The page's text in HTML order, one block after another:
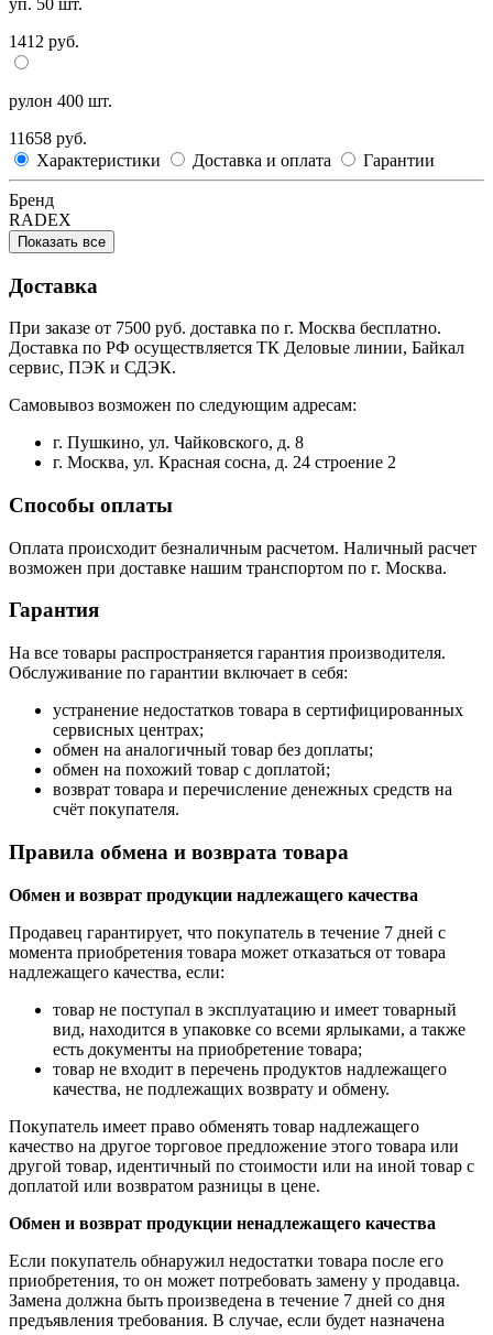
1412 руб.
рулон 400 шт.
11658 руб.
Характеристики
Доставка и оплата Гарантии
Бренд
RADEX
Показать все
Доставка
При заказе от 7500 руб. доставка по г. Москва бесплатно.
Доставка по РФ осуществляется ТК Деловые линии, Байкал
сервис, ПЭК и СДЭК.
Самовывоз возможен по следующим адресам:
г. Пушкино, ул. Чайковского, д. 8
г. Москва, ул. Красная сосна, д. 24 строение 2
Способы оплаты
Оплата происходит безналичным расчетом. Наличный расчет
возможен при доставке нашим транспортом по г. Москва.
Гарантия
На все товары распространяется гарантия производителя.
Обслуживание по гарантии включает в себя:
устранение недостатков товара в сертифицированных
сервисных центрах;
обмен на аналогичный товар без доплаты;
обмен на похожий товар с доплатой;
возврат товара и перечисление денежных средств на
счёт покупателя.
Правила обмена и возврата товара
Обмен и возврат продукции надлежащего качества
Продавец гарантирует, что покупатель в течение 7 дней с
момента приобретения товара может отказаться от товара
надлежащего качества, если:
товар не поступал в эксплуатацию и имеет товарный
вид, находится в упаковке со всеми ярлыками, а также
есть документы на приобретение товара;
товар не входит в перечень продуктов надлежащего
качества, не подлежащих возврату и обмену.
Покупатель имеет право обменять товар надлежащего
качество на другое торговое предложение этого товара или
другой товар, идентичный по стоимости или на иной товар с
доплатой или возвратом разницы в цене.
Обмен и возврат продукции ненадлежащего качества
Если покупатель обнаружил недостатки товара после его
приобретения, то он может потребовать замену у продавца.
Замена должна быть произведена в течение 7 дней со дня
предъявления требования. В случае, если будет назначена